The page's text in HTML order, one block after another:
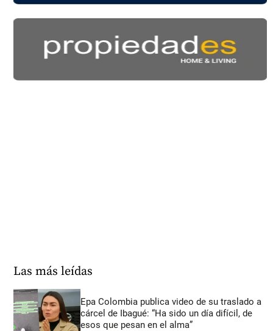
Las más leídas
Epa Colombia publica video de su traslado a
cárcel de Ibagué: “Ha sido un día difícil, de
esos que pesan en el alma”